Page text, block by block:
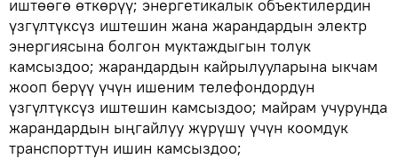
иштөөгө өткөрүү; энергетикалык объектилердин
үзгүлтүксүз иштешин жана жарандардын электр
энергиясына болгон муктаждыгын толук
камсыздоо; жарандардын кайрылууларына ыкчам
жооп берүү үчүн ишеним телефондордун
үзгүлтүксүз иштешин камсыздоо; майрам учурунда
жарандардын ыңгайлуу жүрүшү үчүн коомдук
транспорттун ишин камсыздоо;